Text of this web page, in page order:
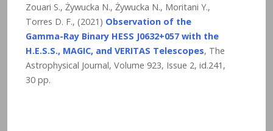
Zouari S., Żywucka N., Żywucka N., Moritani Y.,
Torres D. F., (2021) Observation of the
Gamma-Ray Binary HESS J0632+057 with the
H.E.S.S., MAGIC, and VERITAS Telescopes, The
Astrophysical Journal, Volume 923, Issue 2, id.241,
30 pp.